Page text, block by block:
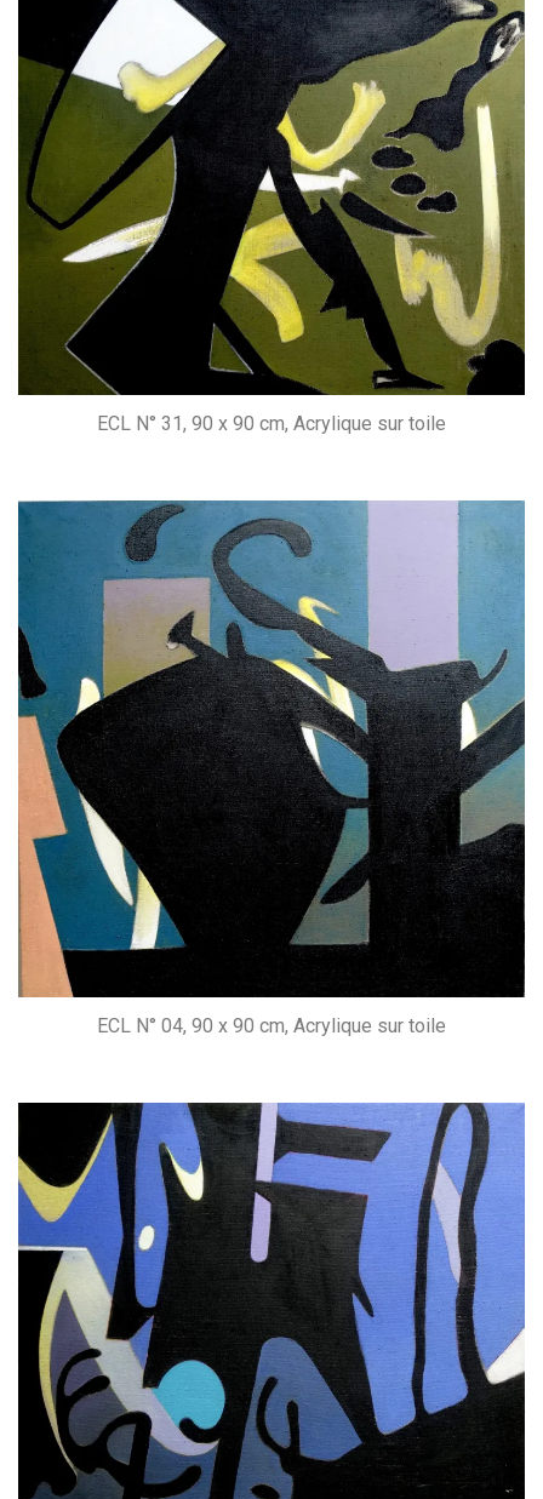
ECL N° 31, 90 x 90 cm, Acrylique sur toile
ECL N° 04, 90 x 90 cm, Acrylique sur toile